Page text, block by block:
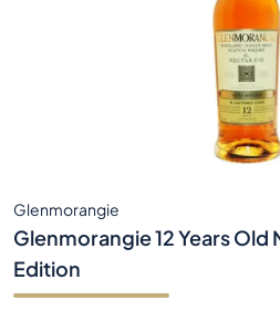
Glenmorangie
Glenmorangie 12 Years
Edition